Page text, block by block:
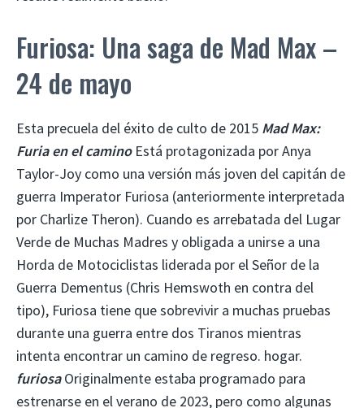
Furiosa: Una saga de Mad Max –
24 de mayo
Esta precuela del éxito de culto de 2015 Mad Max:
Furia en el caminoEstá protagonizada por Anya
Taylor-Joy como una versión más joven del capitán de
guerra Imperator Furiosa (anteriormente interpretada
por Charlize Theron). Cuando es arrebatada del Lugar
Verde de Muchas Madres y obligada a unirse a una
Horda de Motociclistas liderada por el Señor de la
Guerra Dementus (Chris Hemswoth en contra del
tipo), Furiosa tiene que sobrevivir a muchas pruebas
durante una guerra entre dos Tiranos mientras
intenta encontrar un camino de regreso. hogar.
furiosa Originalmente estaba programado para
estrenarse en el verano de 2023, pero como algunas